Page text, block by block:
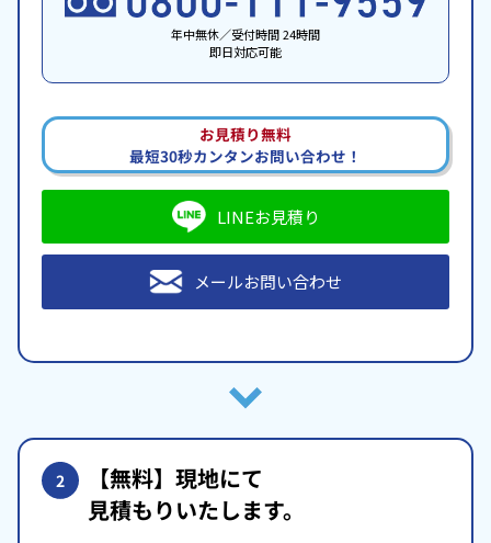
年中無休／受付時間 24時間
即日対応可能
お見積り無料
最短30秒カンタンお問い合わせ！
LINEお見積り
メールお問い合わせ
2 【無料】現地にて
見積もりいたします。